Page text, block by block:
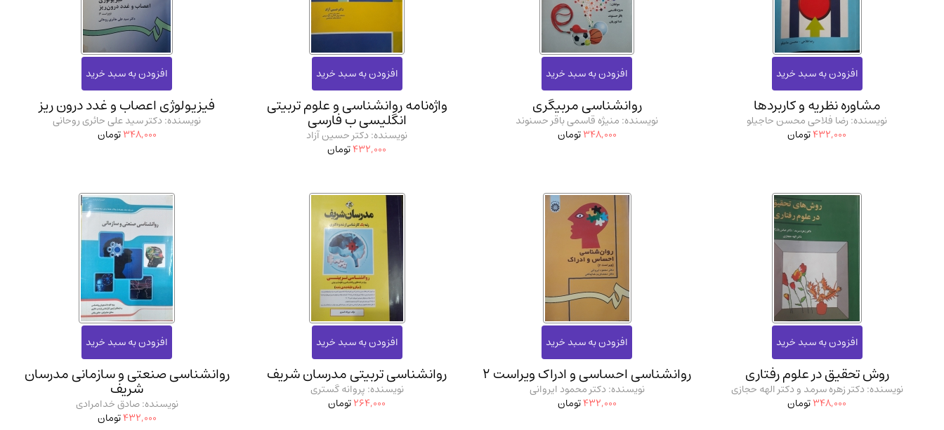
استخدامی و کاریابی دولتی و خصوصی.سوالـات و آزمونها
آموزشی و کنکوری مدرسان شریف و انتشارت ارشد کتاب‌های..
(2)
مشاوره نظریه و کاربردها
نویسنده: رضا فلاحی محسن حاجیلو
432,000تومان
روانشناسی مربیگری
نویسنده: منیژه قاسمی باقر حسنوند
348,000تومان
واژه‌نامه روانشناسی و علوم تربیتی
انگلیسی ب فارسی
نویسنده: دکتر حسین آزاد
432,000تومان
فیزیولوژی اعصاب و غدد درون ریز
نویسنده: دکتر سید علی حائری روحانی
348,000تومان
روش تحقیق در علوم رفتاری
نویسنده: دکتر زهره سرمد و دکتر الهه حجازی
348,000تومان
روانشناسی احساسی و ادراک ویراست 2
نویسنده: دکتر محمود ایروانی
432,000تومان
روانشناسی تربیتی مدرسان شریف
نویسنده: پروانه گستری
264,000تومان
روانشناسی صنعتی و سازمانی مدرسان
شریف
نویسنده: صادق خدامرادی
432,000تومان